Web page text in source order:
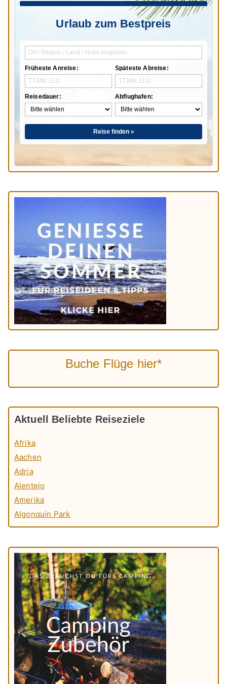
Urlaub zum Bestpreis
Früheste Anreise:
Reisedauer:
Späteste Abreise:
Abflughafen:
Reise finden »
Buche Flüge hier*
Aktuell Beliebte Reiseziele
Afrika
Aachen
Adria
Alentejo
Amerika
Algonquin Park